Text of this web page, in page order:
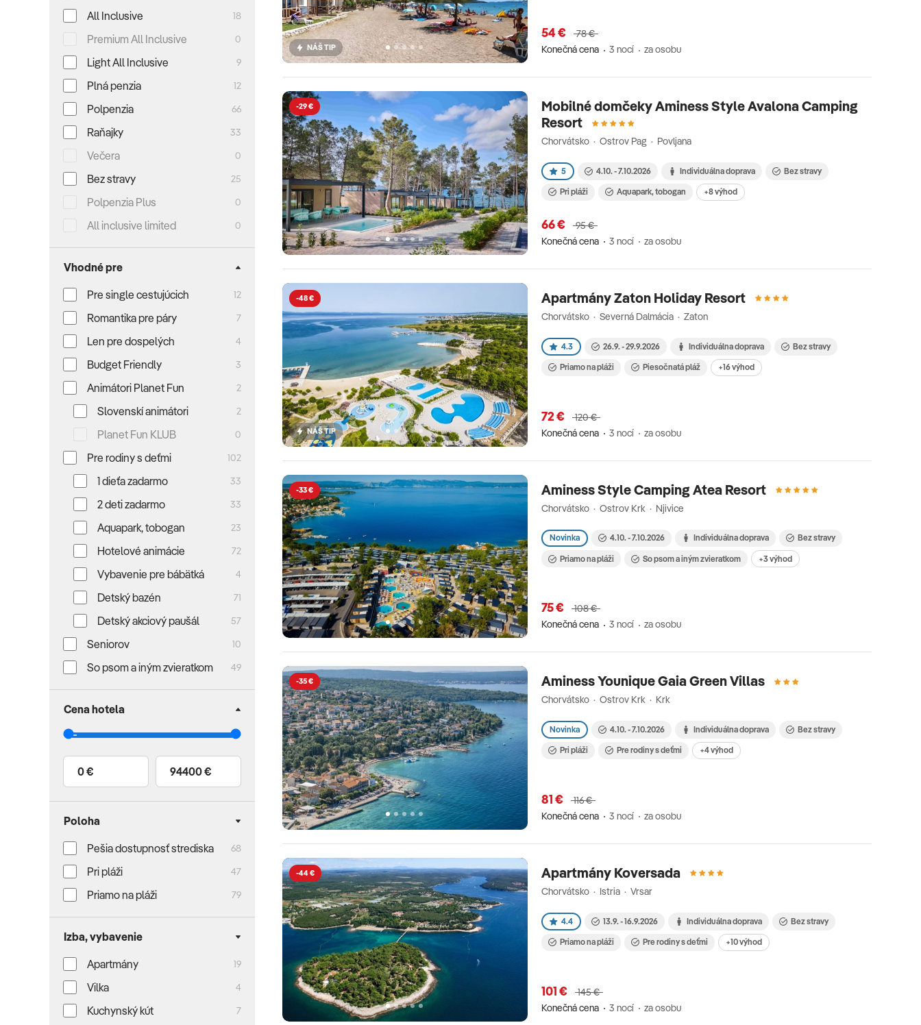
NÁŠ TIP
54 €
78 €
Konečná cena
3 nocí za osobu
-29 €
Mobilné domčeky Aminess Style Avalona Camping
Resort
Chorvátsko · Ostrov Pag · Povljana
5 4.10. - 7.10.2026 Individuálna doprava Bez stravy
Pri pláži Aquapark, tobogan +8 výhod
66 €
95 €
Konečná cena
3 nocí za osobu
-48 €
NÁŠ TIP
Apartmány Zaton Holiday Resort
Chorvátsko · Severná Dalmácia · Zaton
4.3 26.9. - 29.9.2026 Individuálna doprava Bez stravy
Priamo na pláži Piesočnatá pláž +16 výhod
72 €
120 €
Konečná cena
3 nocí za osobu
-33 € Aminess Style Camping Atea Resort
Chorvátsko · Ostrov Krk · Njivice
Novinka 4.10. - 7.10.2026 Individuálna doprava Bez stravy
Priamo na pláži So psom a iným zvieratkom +3 výhod
75 €
108 €
Konečná cena
3 nocí za osobu
-35 € Aminess Younique Gaia Green Villas
Chorvátsko · Ostrov Krk · Krk
Novinka 4.10. - 7.10.2026 Individuálna doprava Bez stravy
Pri pláži Pre rodiny s deťmi +4 výhod
81 €
116 €
Konečná cena
3 nocí za osobu
-44 € Apartmány Koversada
Chorvátsko · Istria · Vrsar
4.4 13.9. - 16.9.2026 Individuálna doprava Bez stravy
Priamo na pláži Pre rodiny s deťmi +10 výhod
101 €
145 €
Konečná cena
3 nocí za osobu
All Inclusive 18
Premium All Inclusive 0
Light All Inclusive 9
Plná penzia 12
Polpenzia 66
Raňajky 33
Večera 0
Bez stravy 25
Polpenzia Plus 0
All inclusive limited 0
Vhodné pre
Pre single cestujúcich
12
Romantika pre páry 7
Len pre dospelých 4
Budget Friendly 3
Animátori Planet Fun 2
Slovenskí animátori 2
Planet Fun KLUB 0
Pre rodiny s deťmi 102
1 dieťa zadarmo 33
2 deti zadarmo 33
Aquapark, tobogan 23
Hotelové animácie 72
Vybavenie pre bábätká 4
Detský bazén 71
Detský akciový paušál 57
Seniorov 10
So psom a iným zvieratkom 49
Cena hotela
0 € 94400 €
Poloha
Pešia dostupnosť strediska
68
Pri pláži 47
Priamo na pláži 79
Izba, vybavenie
Apartmány
19
Vilka 4
Kuchynský kút 7